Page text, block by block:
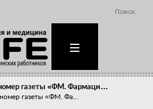
Поиск
газеты «ФМ. Фармаци…
газеты «ФМ. Фа...